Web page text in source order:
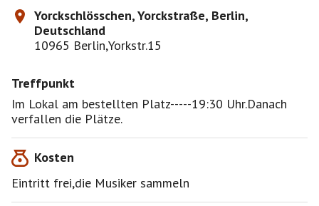
Yorckschlösschen, Yorckstraße, Berlin,
Deutschland
10965 Berlin,Yorkstr.15
Treffpunkt
Im Lokal am bestellten Platz-----19:30 Uhr.Danach
verfallen die Plätze.
Kosten
Eintritt frei,die Musiker sammeln